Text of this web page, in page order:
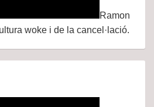
Ramon
woke i de la cancel·lació.